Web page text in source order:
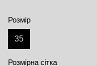
Розмір
35
Розмірна сітка